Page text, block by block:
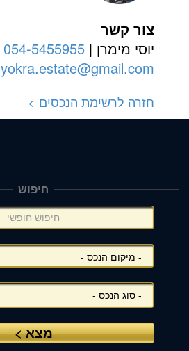
צור קשר
יוסי מימרן |054-5455955
yokra.estate@gmail.com
חזרה לרשימת הנכסים >
תפריט
באפשרותך
ללחוץ
חיפוש